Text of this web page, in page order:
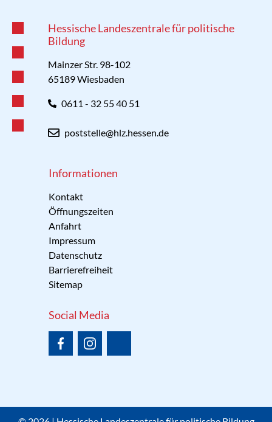
Hessische Landeszentrale für politische
Bildung
Mainzer Str. 98-102
65189 Wiesbaden
0611 - 32 55 40 51
poststelle@hlz.hessen.de
Informationen
Kontakt
Öffnungszeiten
Anfahrt
Impressum
Datenschutz
Barrierefreiheit
Sitemap
Social Media